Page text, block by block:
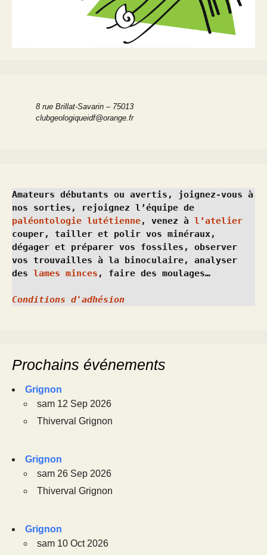
8 rue Brillat-Savarin – 75013
clubgeologiqueidf@orange.fr
Amateurs débutants ou avertis, joignez-vous à
paléontologie lutétienne, venez à l’atelier
couper, tailler et polir vos minéraux,
dégager et préparer vos fossiles, observer
vos trouvailles à la binoculaire, analyser
des lames minces , faire des moulages…
Conditions d'adhésion
Prochains événements
Grignon
sam 12 Sep 2026
Thiverval Grignon
Grignon
sam 26 Sep 2026
Thiverval Grignon
Grignon
sam 10 Oct 2026